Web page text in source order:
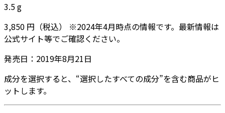
3.5g
3,850 円 （税込） ※2024年4月時点の情報です。最新情報は
公式サイト等でご確認ください。
発売日： 2019年8月21日
成分を選択すると、“選択したすべての成分”を含む商品がヒ
ットします。